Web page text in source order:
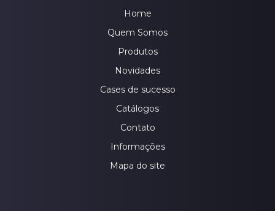
Home
Quem Somos
Produtos
Novidades
Cases de sucesso
Catálogos
Contato
Informações
Mapa do site